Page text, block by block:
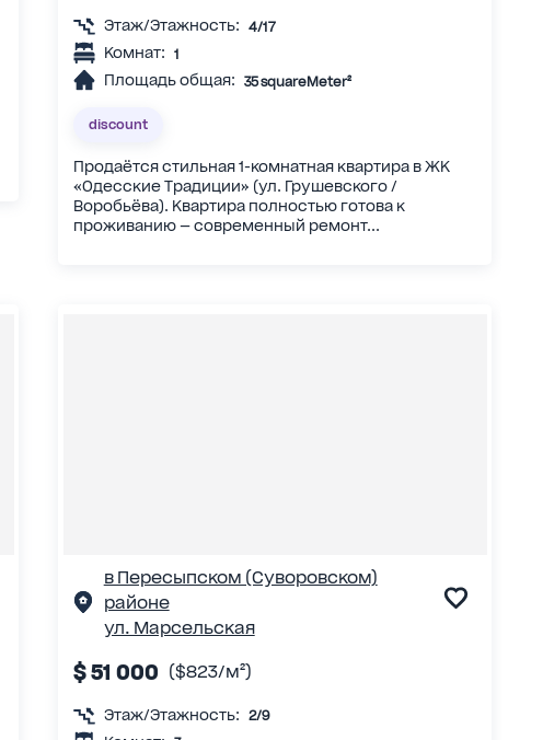
Этаж/Этажность: 4/17
Комнат: 1
Площадь общая: 35 squareMeter²
discount
Продаётся стильная 1-комнатная квартира в ЖК
«Одесские Традиции» (ул. Грушевского /
Воробьёва). Квартира полностью готова к
проживанию — современный ремонт...
в Пересыпском (Суворовском)
районе
ул. Марсельская
$ 51 000 ($823/м²)
Этаж/Этажность: 2/9